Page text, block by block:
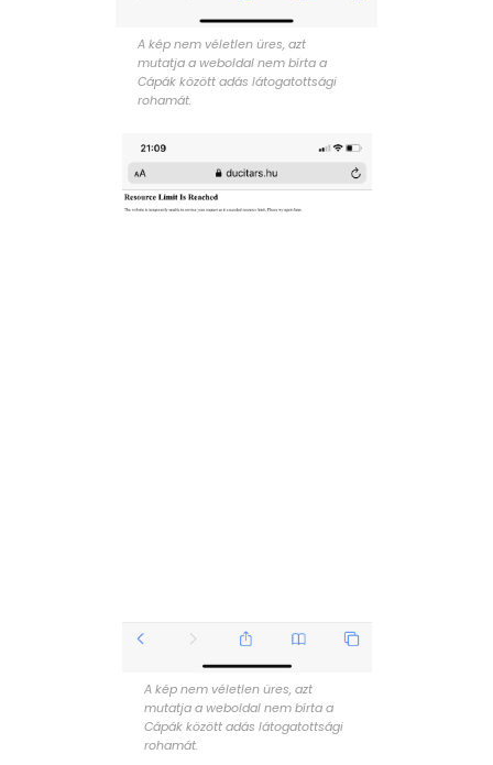
A kép nem véletlen üres, azt
mutatja a weboldal nem bírta a
Cápák között adás látogatottsági
rohamát.
A kép nem véletlen üres, azt
mutatja a weboldal nem bírta a
Cápák között adás látogatottsági
rohamát.